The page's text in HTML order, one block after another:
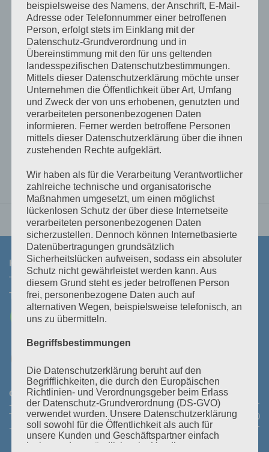
BLEI CARBON BATTERIEN
Lead Carbon Battery
12V/106Ah (M8)
372,99 inkl 20% Mwst
5-9 Werktage
IN DEN WARENKORB
KONTAKT
Tel: +43 3464 30 505Mail:office@polz.at
Öffnungszeiten Abhollager: Montag bis Donnerstag:
- 11:30 Uhr und 14:00 - 16:45 UhrFreitag:08:30 - 13:30 Uhr
Telefonische Erreichbarkeit:Montag bis Donnerstag:08:00
- 12:00 Uhr und 13:30 - 18:00 UhrFreitag:08:00 - 14:00 Uhr
beispielsweise des Namens, der Anschrift, E-Mail-
Adresse oder Telefonnummer einer betroffenen
Person, erfolgt stets im Einklang mit der
Datenschutz-Grundverordnung und in
Übereinstimmung mit den für uns geltenden
landesspezifischen Datenschutzbestimmungen.
Mittels dieser Datenschutzerklärung möchte unser
Unternehmen die Öffentlichkeit über Art, Umfang
und Zweck der von uns erhobenen, genutzten und
verarbeiteten personenbezogenen Daten
informieren. Ferner werden betroffene Personen
mittels dieser Datenschutzerklärung über die ihnen
zustehenden Rechte aufgeklärt.
Wir haben als für die Verarbeitung Verantwortlicher
zahlreiche technische und organisatorische
Maßnahmen umgesetzt, um einen möglichst
lückenlosen Schutz der über diese Internetseite
verarbeiteten personenbezogenen Daten
sicherzustellen. Dennoch können Internetbasierte
Datenübertragungen grundsätzlich
Sicherheitslücken aufweisen, sodass ein absoluter
Schutz nicht gewährleistet werden kann. Aus
diesem Grund steht es jeder betroffenen Person
frei, personenbezogene Daten auch auf
alternativen Wegen, beispielsweise telefonisch, an
uns zu übermitteln.
Begriffsbestimmungen
Die Datenschutzerklärung beruht auf den
Begrifflichkeiten, die durch den Europäischen
Richtlinien- und Verordnungsgeber beim Erlass
der Datenschutz-Grundverordnung (DS-GVO)
verwendet wurden. Unsere Datenschutzerklärung
soll sowohl für die Öffentlichkeit als auch für
unsere Kunden und Geschäftspartner einfach
lesbar und verständlich sein. Um dies zu